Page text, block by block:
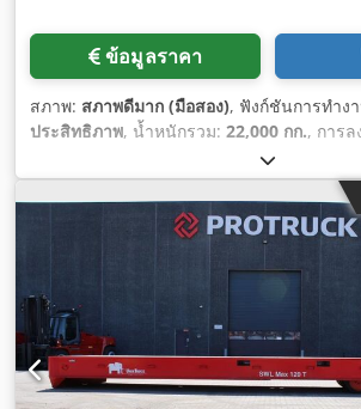
ข้อมูลราคา
สภาพ: สภาพดีมาก (มือสอง), ฟังก์ชันการทำง
ประสิทธิภาพ, น้ำหนักรวม: 22,000 กก., การล
9,530 มม
มม, ปีที่ผลิต:2007, อุปกรณ์:เอบีเอส,